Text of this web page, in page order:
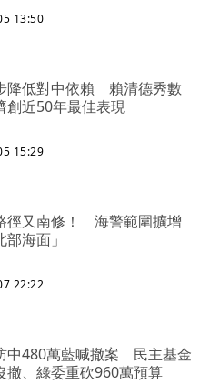
13:50
降低對中依賴 賴清德秀數
創近50年最佳表現
15:29
徑又南修！ 海警範圍擴增
海面」
22:22
中480萬藍喊撤案 民主基金
撤、綠委重砍960萬預算